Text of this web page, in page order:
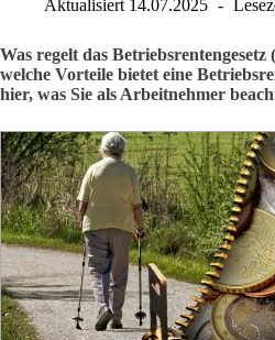
Aktualisiert 14.07.2025
Was regelt das
welche Vorteile bietet eine
hier, was Sie als Arbeitnehmer